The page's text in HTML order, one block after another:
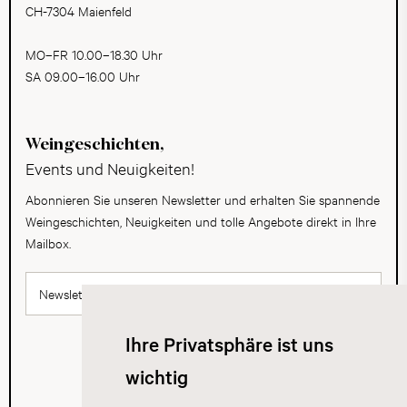
Ihre Privatsphäre ist uns
wichtig
CH-7304 Maienfeld
MO–FR 10.00–18.30 Uhr
SA 09.00–16.00 Uhr
Weingeschichten,
Events und Neuigkeiten!
Abonnieren Sie unseren Newsletter und erhalten Sie spannende
Weingeschichten, Neuigkeiten und tolle Angebote direkt in Ihre
Mailbox.
Newsletter abonnieren